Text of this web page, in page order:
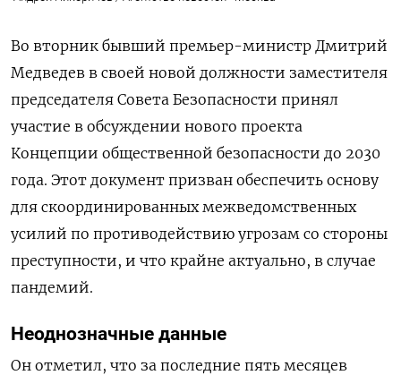
Во вторник бывший премьер-министр Дмитрий
Медведев в своей новой должности заместителя
председателя Совета Безопасности принял
участие в обсуждении нового проекта
Концепции общественной безопасности до 2030
года. Этот документ призван обеспечить основу
для скоординированных межведомственных
усилий по противодействию угрозам со стороны
преступности, и что крайне актуально, в случае
пандемий.
Неоднозначные данные
Он отметил, что за последние пять месяцев